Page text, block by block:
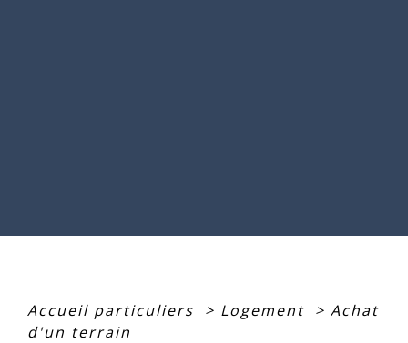
Accueil particuliers > Logement > Achat
d'un terrain